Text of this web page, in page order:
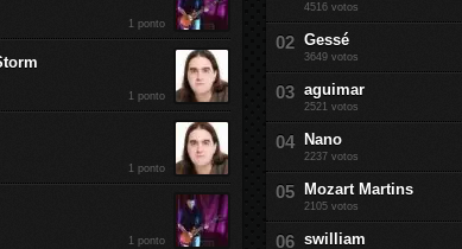
1 ponto
1 ponto
1 ponto
1 ponto
4516 votos
Gessé
3649 votos
aguimar
2521 votos
Nano
2237 votos
Mozart Martins
2105 votos
swilliam